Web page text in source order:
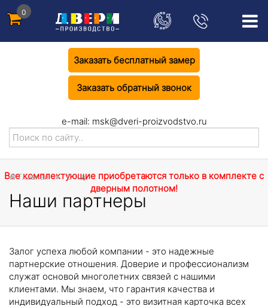
0
Заказать бесплатный замер
Заказать обратный звонок
e-mail: msk@dveri-proizvodstvo.ru
Все комплектующие приобретаются только в комплекте с
дверным полотном!
Главная О нас
Наши партнеры
Залог успеха любой компании - это надежные
партнерские отношения. Доверие и профессионализм
служат основой многолетних связей с нашими
клиентами. Мы знаем, что гарантия качества и
индивидуальный подход - это визитная карточка всех